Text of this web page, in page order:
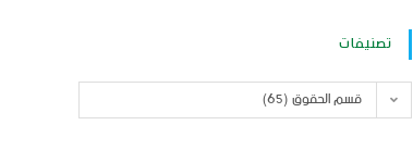
تصنيفات
قسم الحقوق (65)